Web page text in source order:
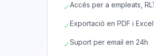
✓Accés per a empleats,
✓Exportació en PDF i Excel
✓Suport per email en 24h